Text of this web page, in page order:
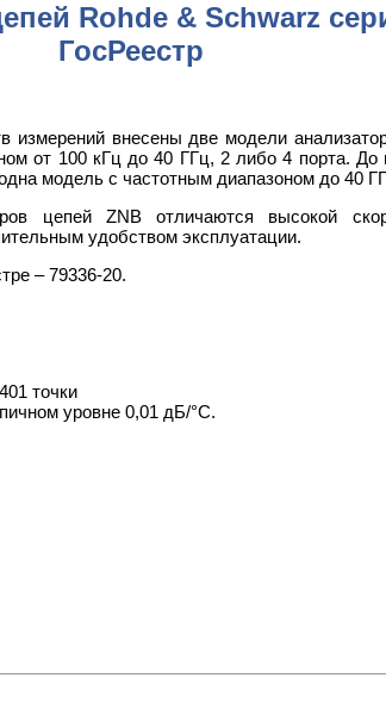
Rohde & Schwarz
ГосРеестр
измерений внесены две модели
от 100 кГц до 40 ГГц, 2 либо 4 порта.
модель с частотным диапазоном до 40
цепей ZNB отличаются высокой
удобством эксплуатации.
– 79336-20.
точки
уровне 0,01 дБ/°C.